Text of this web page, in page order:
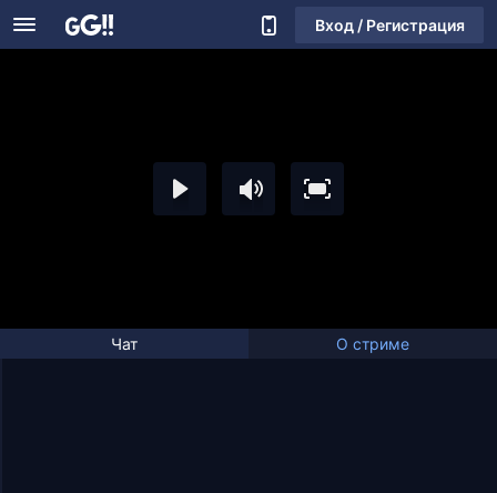
Вход / Регистрация
Чат О стриме